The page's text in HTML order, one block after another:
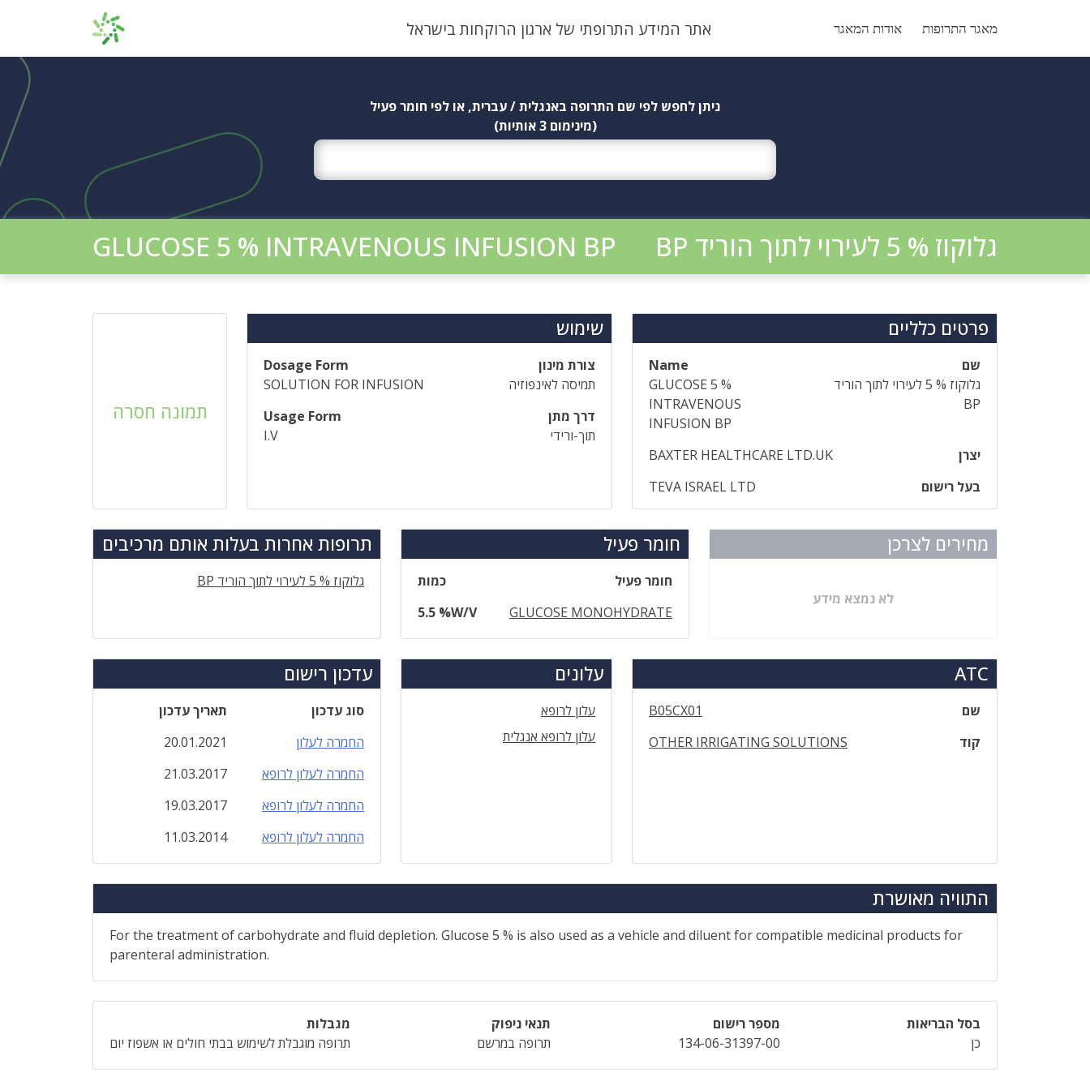
מאגר התרופות אודות המאגר אתר המידע התרופתי של ארגון הרוקחות בישראל
ניתן לחפש לפי שם התרופה באנגלית / עברית, או לפי חומר פעיל
(מינימום 3 אותיות)
גלוקוז % 5 לעירוי לתוך הוריד BP GLUCOSE 5 % INTRAVENOUS INFUSION BP
פרטים כלליים
שם
Name
גלוקוז % 5 לעירוי לתוך הוריד
BP
GLUCOSE 5 %
INTRAVENOUS
INFUSION BP
יצרן
BAXTER HEALTHCARE LTD.UK
בעל רישום
TEVA ISRAEL LTD
שימוש
צורת מינון
Dosage Form
תמיסה לאינפוזיה
SOLUTION FOR INFUSION
דרך מתן
Usage Form
תוך-ורידי
I.V
תמונה חסרה
מחירים לצרכן
לא נמצא מידע
חומר פעיל
חומר פעיל
כמות
GLUCOSE MONOHYDRATE
5.5 %W/V
תרופות אחרות בעלות אותם מרכיבים
גלוקוז % 5 לעירוי לתוך הוריד BP
ATC
שם
B05CX01
קוד
OTHER IRRIGATING SOLUTIONS
עלונים
עלון לרופא
עלון לרופא אנגלית
עדכון רישום
סוג עדכון
תאריך עדכון
החמרה לעלון
20.01.2021
החמרה לעלון לרופא
21.03.2017
החמרה לעלון לרופא
19.03.2017
החמרה לעלון לרופא
11.03.2014
התוויה מאושרת
For the treatment of carbohydrate and fluid depletion. Glucose 5 % is also used as a vehicle and diluent for compatible medicinal products for
parenteral administration.
בסל הבריאות
כן
מספר רישום
134-06-31397-00
תנאי ניפוק
תרופה במרשם
מגבלות
תרופה מוגבלת לשימוש בבתי חולים או אשפוז יום